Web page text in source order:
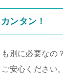
ンタン！
も別に必要なの
安心ください。